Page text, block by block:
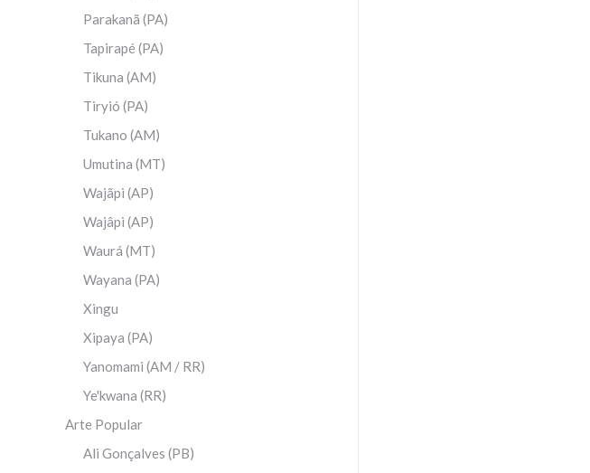
Parakanã (PA)
Tapirapé (PA)
Tikuna (AM)
Tiryió (PA)
Tukano (AM)
Umutina (MT)
Wajãpi (AP)
Wajâpi (AP)
Waurá (MT)
Wayana (PA)
Xingu
Xipaya (PA)
Yanomami (AM / RR)
Ye'kwana (RR)
Arte Popular
Ali Gonçalves (PB)